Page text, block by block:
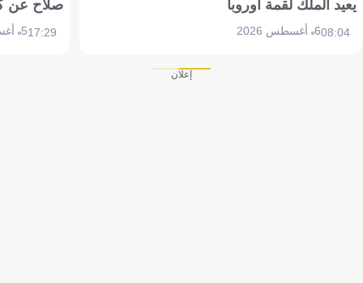
يعيد الملك لقمة أوروبا
08:046 أغسطس 2026
صلاح عن
17:295 أغسطس 2026
إعلان